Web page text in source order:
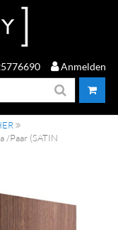
Anmelden
/Paar (SATIN